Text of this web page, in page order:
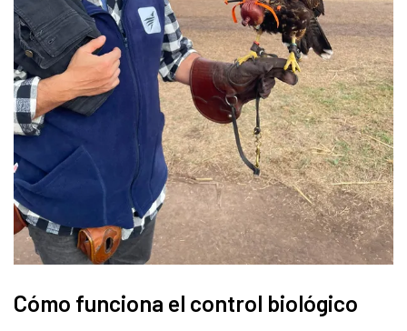
Cómo funciona el control biológico